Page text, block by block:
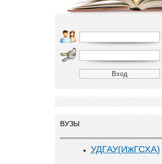
ВУЗЫ
УДГАУ(ИжГСХА)